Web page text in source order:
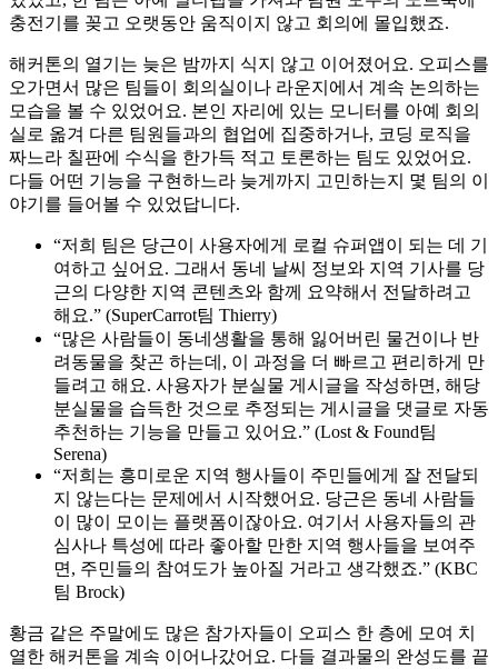
충전기를 꽂고 오랫동안 움직이지 않고 회의에 몰입했죠.
해커톤의 열기는 늦은 밤까지 식지 않고 이어졌어요. 오피스를
오가면서 많은 팀들이 회의실이나 라운지에서 계속 논의하는
모습을 볼 수 있었어요. 본인 자리에 있는 모니터를 아예 회의
실로 옮겨 다른 팀원들과의 협업에 집중하거나, 코딩 로직을
짜느라 칠판에 수식을 한가득 적고 토론하는 팀도 있었어요.
다들 어떤 기능을 구현하느라 늦게까지 고민하는지 몇 팀의 이
야기를 들어볼 수 있었답니다.
“저희 팀은 당근이 사용자에게 로컬 슈퍼앱이 되는 데 기
여하고 싶어요. 그래서 동네 날씨 정보와 지역 기사를 당
근의 다양한 지역 콘텐츠와 함께 요약해서 전달하려고
해요.” (SuperCarrot팀 Thierry)
“많은 사람들이 동네생활을 통해 잃어버린 물건이나 반
려동물을 찾곤 하는데, 이 과정을 더 빠르고 편리하게 만
들려고 해요. 사용자가 분실물 게시글을 작성하면, 해당
분실물을 습득한 것으로 추정되는 게시글을 댓글로 자동
추천하는 기능을 만들고 있어요.” (Lost & Found팀
Serena)
“저희는 흥미로운 지역 행사들이 주민들에게 잘 전달되
지 않는다는 문제에서 시작했어요. 당근은 동네 사람들
이 많이 모이는 플랫폼이잖아요. 여기서 사용자들의 관
심사나 특성에 따라 좋아할 만한 지역 행사들을 보여주
면, 주민들의 참여도가 높아질 거라고 생각했죠.” (KBC
팀 Brock)
황금 같은 주말에도 많은 참가자들이 오피스 한 층에 모여 치
열한 해커톤을 계속 이어나갔어요. 다들 결과물의 완성도를 끝